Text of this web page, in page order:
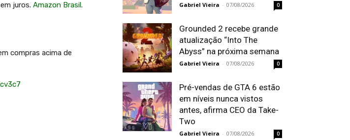
juros. Amazon Brasil.
compras acima de
Gabriel Vieira - 07/08/2026 0
Grounded 2 recebe grande
atualização “Into The
Abyss” na próxima semana
Gabriel Vieira - 07/08/2026 0
Pré-vendas de GTA 6 estão
em níveis nunca vistos
antes, afirma CEO da Take-
Two
Gabriel Vieira - 07/08/2026 0